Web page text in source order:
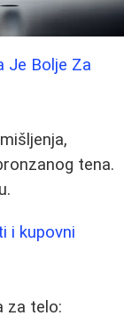
Je Bolje Za
tena.
i kupovni
za telo: